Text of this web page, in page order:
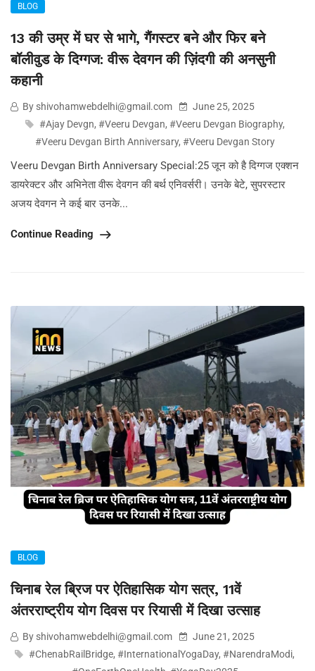
BLOG
13 की उम्र में घर से भागे, गैंगस्टर बने और फिर बने
बॉलीवुड के दिग्गज: वीरू देवगन की ज़िंदगी की अनसुनी
कहानी
By shivohamwebdelhi@gmail.com
June 25, 2025
#Ajay Devgn, #Veeru Devgan, #Veeru Devgan Biography,
#Veeru Devgan Birth Anniversary, #Veeru Devgan Story
Veeru Devgan Birth Anniversary Special:25 जून को है दिग्गज एक्शन
डायरेक्टर और अभिनेता वीरू देवगन की बर्थ एनिवर्सरी। उनके बेटे, सुपरस्टार
अजय देवगन ने कई बार उनके...
Continue Reading
BLOG
चिनाब रेल ब्रिज पर ऐतिहासिक योग सत्र, 11वें
अंतरराष्ट्रीय योग दिवस पर रियासी में दिखा उत्साह
By shivohamwebdelhi@gmail.com
June 21, 2025
#ChenabRailBridge, #InternationalYogaDay, #NarendraModi,